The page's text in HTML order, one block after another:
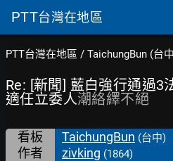
PTT台灣在地區
PTT台灣在地區 / TaichungBun (台
Re: [新聞] 藍白強行通過3
適任立委人潮絡繹不絕
看板 TaichungBun (台中)
作者 zivking (1864)